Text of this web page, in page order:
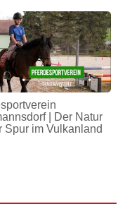
| Der Natur
Spur im Vulkanland